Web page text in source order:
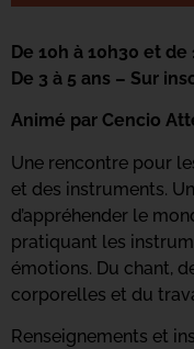
De 10h à 10h30 et de
De 3 à 5 ans – Sur
Animé par Cencio
Une rencontre pour
et des instruments.
d’appréhender le
pratiquant les
émotions. Du chant,
corporelles et du
Renseignements et